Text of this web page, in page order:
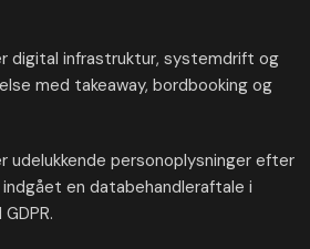
digital infrastruktur, systemdrift og
med takeaway, bordbooking og
udelukkende personoplysninger efter
en databehandleraftale i